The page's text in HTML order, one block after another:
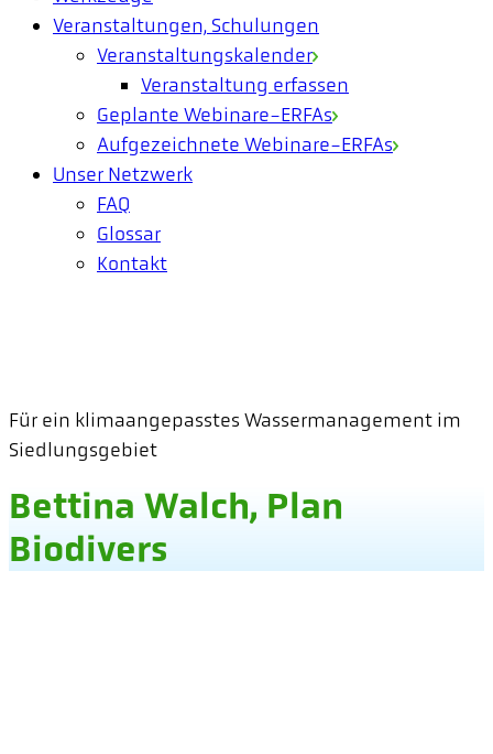
Veranstaltungen, Schulungen
Veranstaltungskalender
Veranstaltung erfassen
Geplante Webinare-ERFAs
Aufgezeichnete Webinare-ERFAs
Unser Netzwerk
FAQ
Glossar
Kontakt
Für ein klimaangepasstes Wassermanagement im
Siedlungsgebiet
Bettina Walch, Plan
Biodivers